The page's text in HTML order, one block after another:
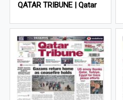
QATAR TRIBUNE | Qatar